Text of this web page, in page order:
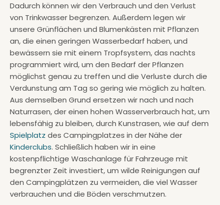
Dadurch können wir den Verbrauch und den Verlust
von Trinkwasser begrenzen. Außerdem legen wir
unsere Grünflächen und Blumenkästen mit Pflanzen
an, die einen geringen Wasserbedarf haben, und
bewässern sie mit einem Tropfsystem, das nachts
programmiert wird, um den Bedarf der Pflanzen
möglichst genau zu treffen und die Verluste durch die
Verdunstung am Tag so gering wie möglich zu halten.
Aus demselben Grund ersetzen wir nach und nach
Naturrasen, der einen hohen Wasserverbrauch hat, um
lebensfähig zu bleiben, durch Kunstrasen, wie auf dem
Spielplatz des Campingplatzes in der Nähe der
Kinderclubs. Schließlich haben wir in eine
kostenpflichtige Waschanlage für Fahrzeuge mit
begrenzter Zeit investiert, um wilde Reinigungen auf
den Campingplätzen zu vermeiden, die viel Wasser
verbrauchen und die Böden verschmutzen.